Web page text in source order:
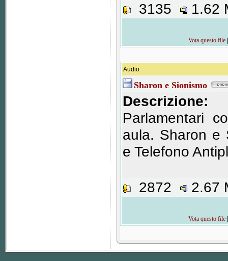
3135 1.62
Vota questo file
Audio
Sharon e Sionismo
Descrizione:
Parlamentari
aula. Sharon e
e Telefono
2872 2.67
Vota questo file